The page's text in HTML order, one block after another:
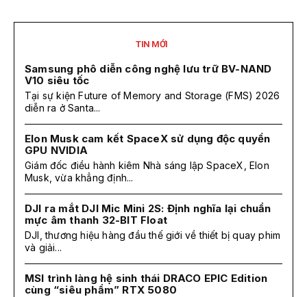
TIN MỚI
Samsung phô diễn công nghệ lưu trữ BV-NAND
V10 siêu tốc
Tại sự kiện Future of Memory and Storage (FMS) 2026
diễn ra ở Santa...
Elon Musk cam kết SpaceX sử dụng độc quyền
GPU NVIDIA
Giám đốc điều hành kiêm Nhà sáng lập SpaceX, Elon
Musk, vừa khẳng định...
DJI ra mắt DJI Mic Mini 2S: Định nghĩa lại chuẩn
mực âm thanh 32-BIT Float
DJI, thương hiệu hàng đầu thế giới về thiết bị quay phim
và giải...
MSI trình làng hệ sinh thái DRACO EPIC Edition
cùng “siêu phẩm” RTX 5080